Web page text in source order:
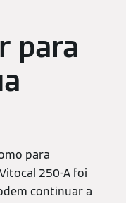
para
para
250-A foi
continuar a